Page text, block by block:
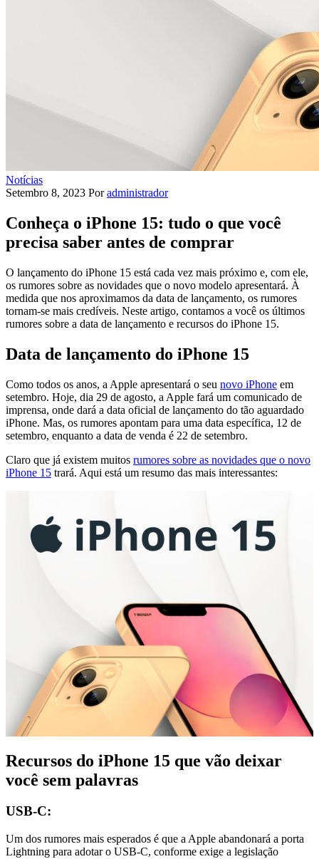
Notícias
Setembro 8, 2023 Por administrador
Conheça o iPhone 15: tudo o que você
precisa saber antes de comprar
O lançamento do iPhone 15 está cada vez mais próximo e, com ele,
os rumores sobre as novidades que o novo modelo apresentará. À
medida que nos aproximamos da data de lançamento, os rumores
tornam-se mais credíveis. Neste artigo, contamos a você os últimos
rumores sobre a data de lançamento e recursos do iPhone 15.
Data de lançamento do iPhone 15
Como todos os anos, a Apple apresentará o seu novo iPhone em
setembro. Hoje, dia 29 de agosto, a Apple fará um comunicado de
imprensa, onde dará a data oficial de lançamento do tão aguardado
iPhone. Mas, os rumores apontam para uma data específica, 12 de
setembro, enquanto a data de venda é 22 de setembro.
Claro que já existem muitos rumores sobre as novidades que o novo
iPhone 15 trará. Aqui está um resumo das mais interessantes:
Recursos do iPhone 15 que vão deixar
você sem palavras
USB-C:
Um dos rumores mais esperados é que a Apple abandonará a porta
Lightning para adotar o USB-C, conforme exige a legislação